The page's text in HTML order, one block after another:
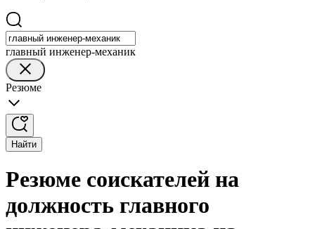
главный инженер-механик
Резюме
Найти
Резюме соискателей на
должность главного